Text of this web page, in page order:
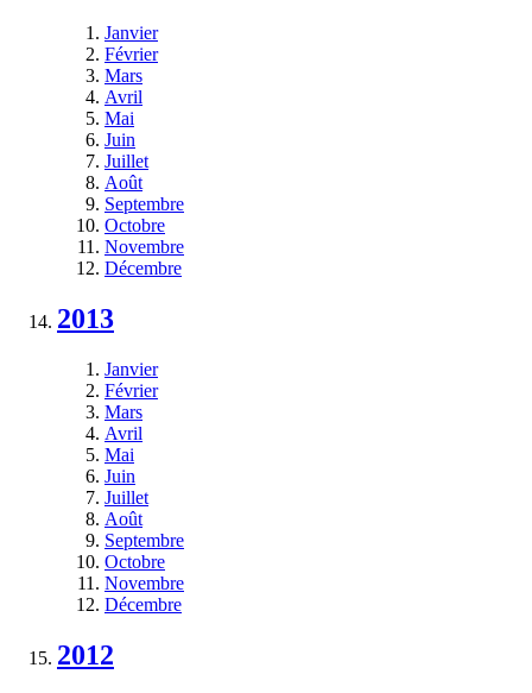
Janvier
Février
Mars
Avril
Mai
Juin
Juillet
Août
Septembre
Octobre
Novembre
Décembre
2013
Janvier
Février
Mars
Avril
Mai
Juin
Juillet
Août
Septembre
Octobre
Novembre
Décembre
2012